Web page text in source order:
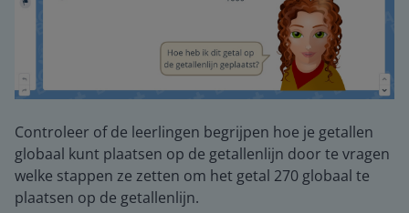
Controleer of de leerlingen begrijpen hoe je getallen
globaal kunt plaatsen op de getallenlijn door te vragen
welke stappen ze zetten om het getal 270 globaal te
plaatsen op de getallenlijn.